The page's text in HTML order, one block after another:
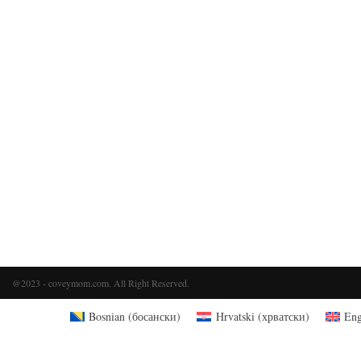
@2023 - coveymom.com. All Right Reserved.
Bosnian (босански) Hrvatski(хрватски)